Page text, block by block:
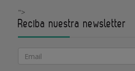
">
Reciba nuestra newsletter
Email